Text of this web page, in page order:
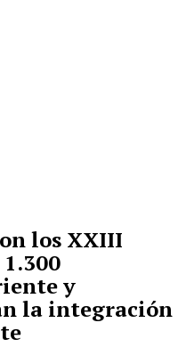
los XXIII
y
la integración